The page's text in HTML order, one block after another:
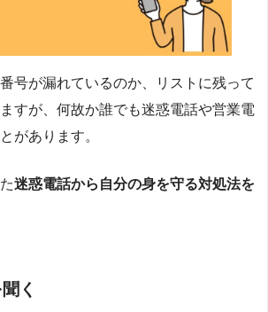
号が漏れているのか、リストに残って
すが、何故か誰でも迷惑電話や営業電
があります。
迷惑電話から自分の身を守る対処法を
く